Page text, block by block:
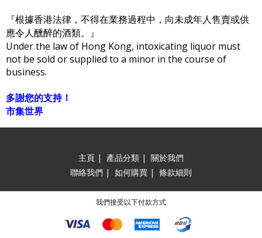
『根據香港法律，不得在業務過程中，向未成年人售賣或供
應令人醺醉的酒類。』
Under the law of Hong Kong, intoxicating liquor must
not be sold or supplied to a minor in the course of
business.
多謝您的支持！
市集世界
主頁 | 產品分類 | 關於我們
聯絡我們 | 如何購買 | 條款細則
我們接受以下付款方式